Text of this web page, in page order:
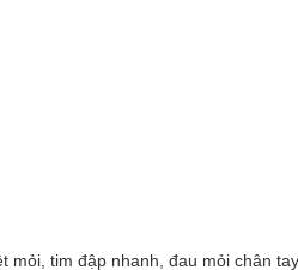
mỏi, tim đập nhanh, đau mỏi chân